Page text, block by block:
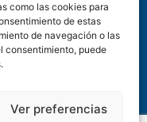
como las cookies para
de estas
de navegación o las
consentimiento, puede
Ver preferencias